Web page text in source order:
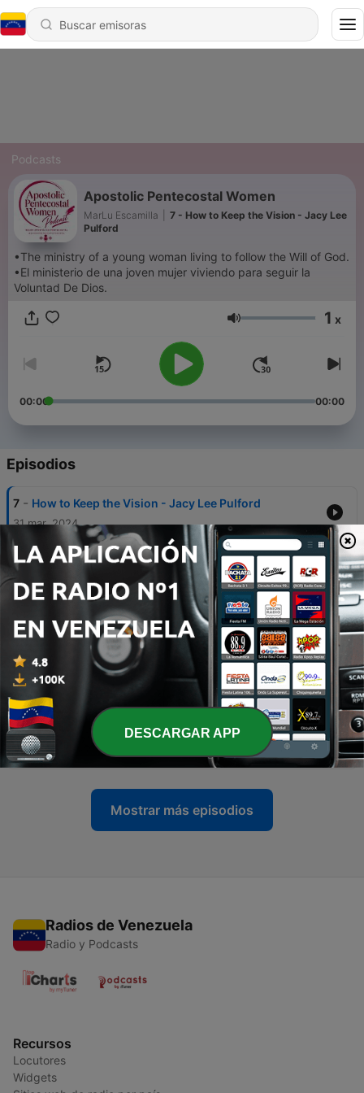
Podcasts
Apostolic Pentecostal Women
MarLu Escamilla
7 - How to Keep the Vision - Jacy Lee
Pulford
•The ministry of a young woman living to follow the Will of God.
•El ministerio de una joven mujer viviendo para seguir la
Voluntad De Dios.
Volumen 1 x
00:00 00:00
Episodios
7 - How to Keep the Vision - Jacy Lee Pulford
31 mar. 2024
6 - Deja que El Señor se muestre en tú vida - Beatriz
31 dic. 2023
5 - El Verdadero Éxito - Analie Cuadras de Mercado
30 ago. 2023
4 -
Nuestros Hijos en Estos Tiempos - Jacqueline
Monica Nieto y Germán Castellanos
01 jul. 2023
3 - Young Mother’s - Annah Urshan Glasgow
23 mayo 2023
Mostrar más episodios
Radios de Venezuela
Radio y Podcasts
Recursos
Locutores
Widgets
DESCARGAR APP